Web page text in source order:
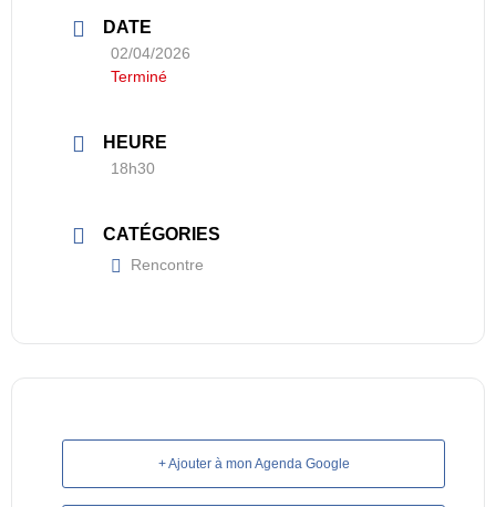
DATE
02/04/2026
Terminé
HEURE
18h30
CATÉGORIES
Rencontre
+ Ajouter à mon Agenda Google